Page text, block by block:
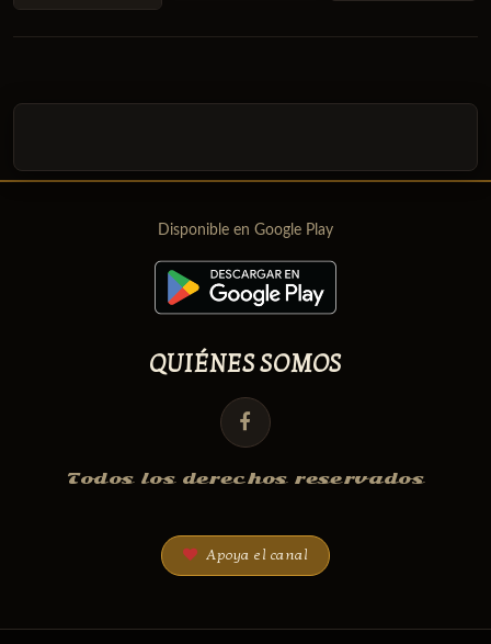
Disponible en Google Play
QUIÉNES SOMOS
Todos los derechos reservados
Apoya el canal